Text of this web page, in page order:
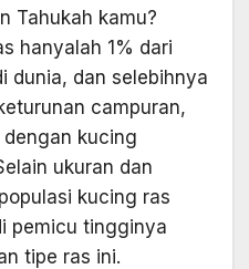
Tahukah kamu?
hanyalah 1% dari
dunia, dan selebihnya
campuran,
kucing
ukuran dan
kucing ras
pemicu tingginya
tipe ras ini.